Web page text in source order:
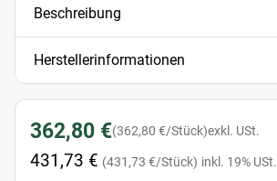
Beschreibung
Herstellerinformationen
362,80 €(362,80 €/Stück)exkl. USt.
431,73 € (431,73 €/Stück) inkl. 19% USt.